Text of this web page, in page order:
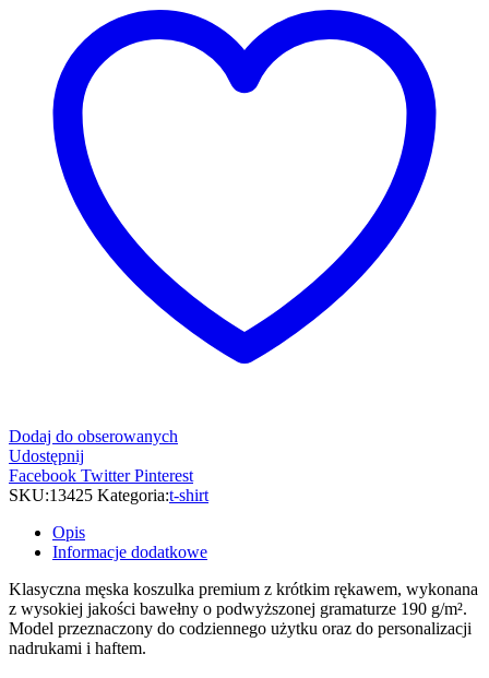
Dodaj do obserowanych
Udostępnij
Facebook Twitter Pinterest
SKU:13425 Kategoria:t-shirt
Opis
Informacje dodatkowe
Klasyczna męska koszulka premium z krótkim rękawem, wykonana
z wysokiej jakości bawełny o podwyższonej gramaturze 190 g/m².
Model przeznaczony do codziennego użytku oraz do personalizacji
nadrukami i haftem.